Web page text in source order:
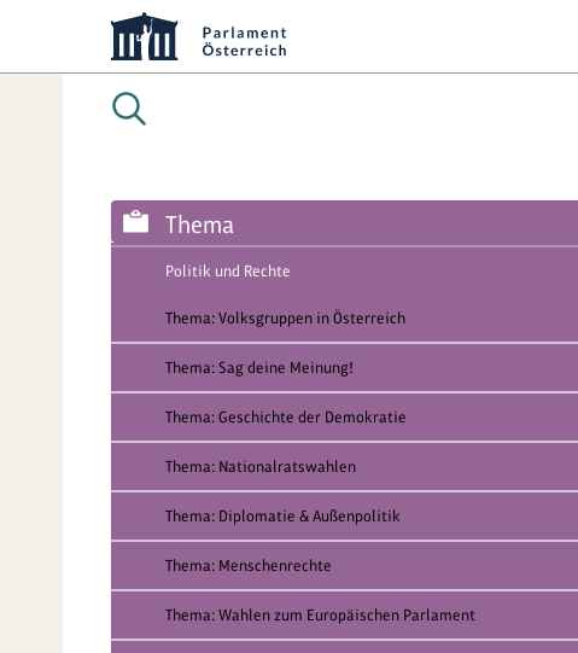
Thema
Politik und Rechte
Thema: Volksgruppen in Österreich
Thema: Sag deine Meinung!
Thema: Geschichte der Demokratie
Thema: Nationalratswahlen
Thema: Diplomatie & Außenpolitik
Thema: Menschenrechte
Thema: Wahlen zum Europäischen Parlament